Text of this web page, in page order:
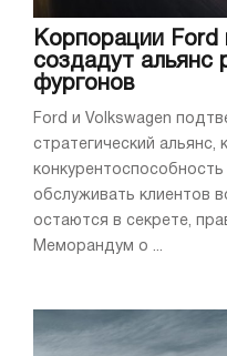
Корпорации Ford
создадут альянс
фургонов
Ford и Volkswagen
стратегический альянс,
обслуживать клиентов
остаются в секрете,
Меморандум о ...